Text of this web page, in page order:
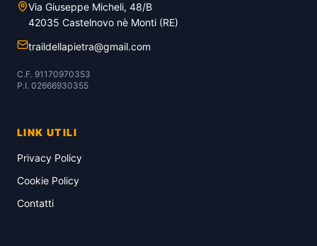
Via Giuseppe Micheli, 48/B
42035 Castelnovo nè Monti (RE)
traildellapietra@gmail.com
C.F. 91170970353
P.I. 02666930355
LINK UTILI
Privacy Policy
Cookie Policy
Contatti